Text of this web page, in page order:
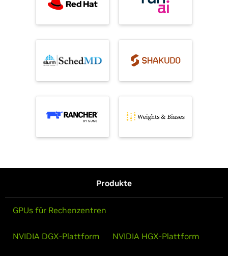
Produkte
GPUs für Rechenzentren
NVIDIA DGX-Plattform NVIDIA HGX-Plattform